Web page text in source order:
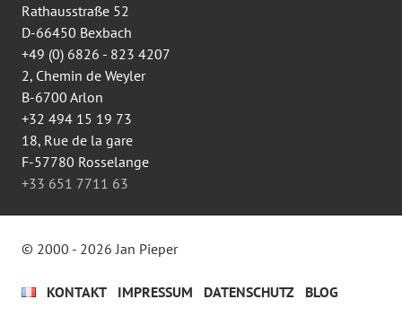
Rathausstraße 52
D-66450 Bexbach
+49 (0) 6826 - 823 4207
2, Chemin de Weyler
B-6700 Arlon
+32 494 15 19 73
18, Rue de la gare
F-57780 Rosselange
+33 651 7711 63
© 2000 - 2026 Jan Pieper
KONTAKT IMPRESSUM DATENSCHUTZ BLOG